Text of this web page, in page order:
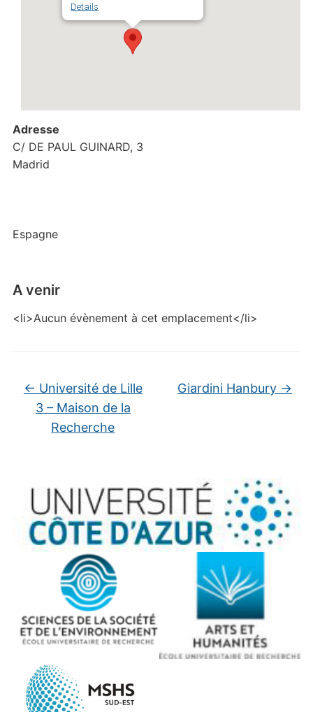
Details
Adresse
C/ DE PAUL GUINARD, 3
Madrid
Espagne
A venir
<li>Aucun évènement à cet emplacement</li>
← Université de Lille
3 – Maison de la
Recherche
Giardini Hanbury →